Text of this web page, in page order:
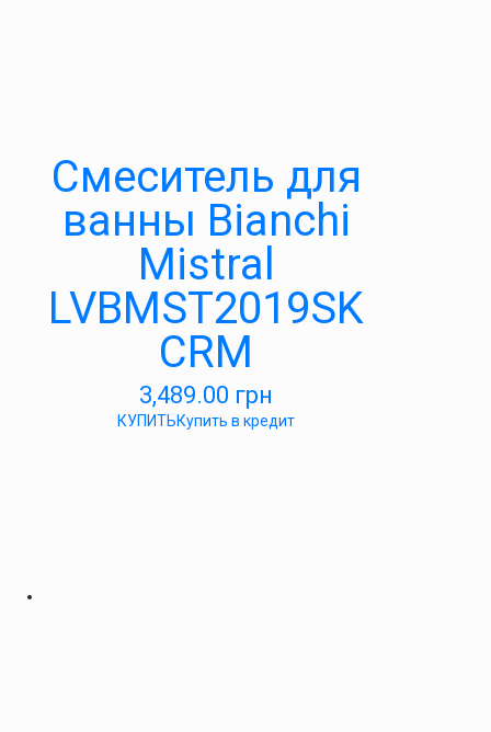
Смеситель для
ванны Bianchi
Mistral
LVBMST2019SK
CRM
3,489.00 грн
КУПИТЬКупить в кредит